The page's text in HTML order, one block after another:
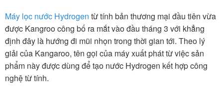
Máy lọc nước Hydrogen từ tính bản thương mại đầu tiên vừa
được Kangroo công bố ra mắt vào đầu tháng 3 với khẳng
định đây là hướng đi mũi nhọn trong thời gian tới. Theo lý
giải của Kangaroo, tên gọi của máy xuất phát từ việc sản
phẩm này được dùng để tạo nước Hydrogen kết hợp công
nghệ từ tính.